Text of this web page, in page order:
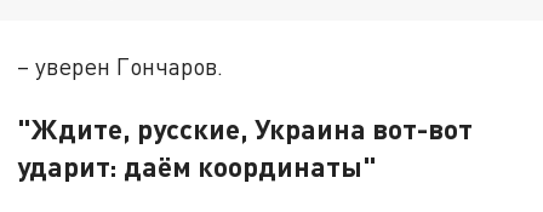
– уверен Гончаров.
"Ждите, русские, Украина вот-вот
ударит: даём координаты"